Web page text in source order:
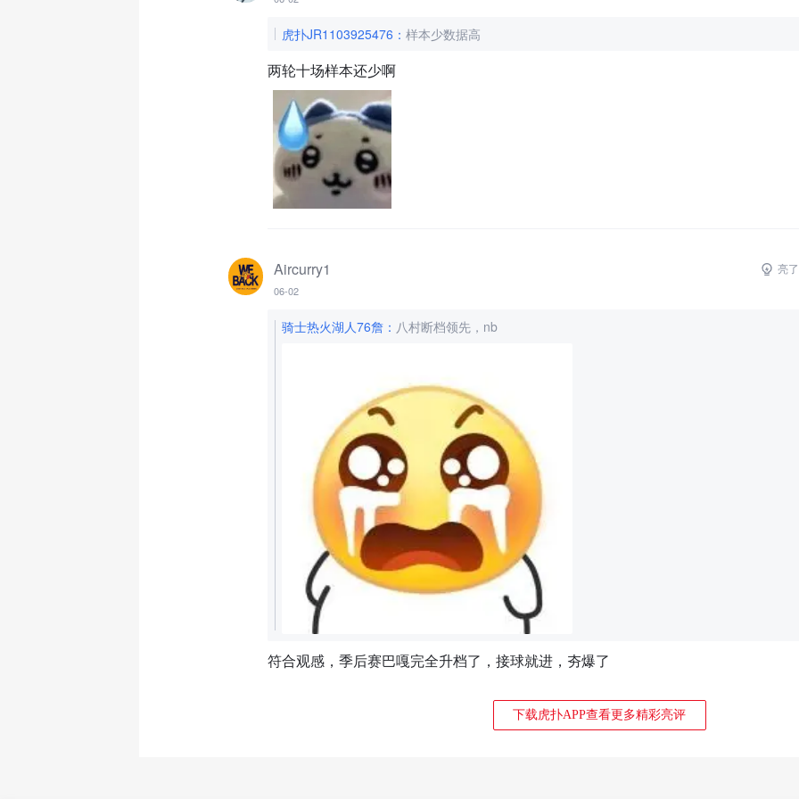
虎扑JR1103925476 ： 样本少数据高
两轮十场样本还少啊
Aircurry1
06-02
亮
骑士热火湖人76詹 ： 八村断档领先，nb
符合观感，季后赛巴嘎完全升档了，接球就进，夯爆了
下载虎扑APP查看更多精彩亮评